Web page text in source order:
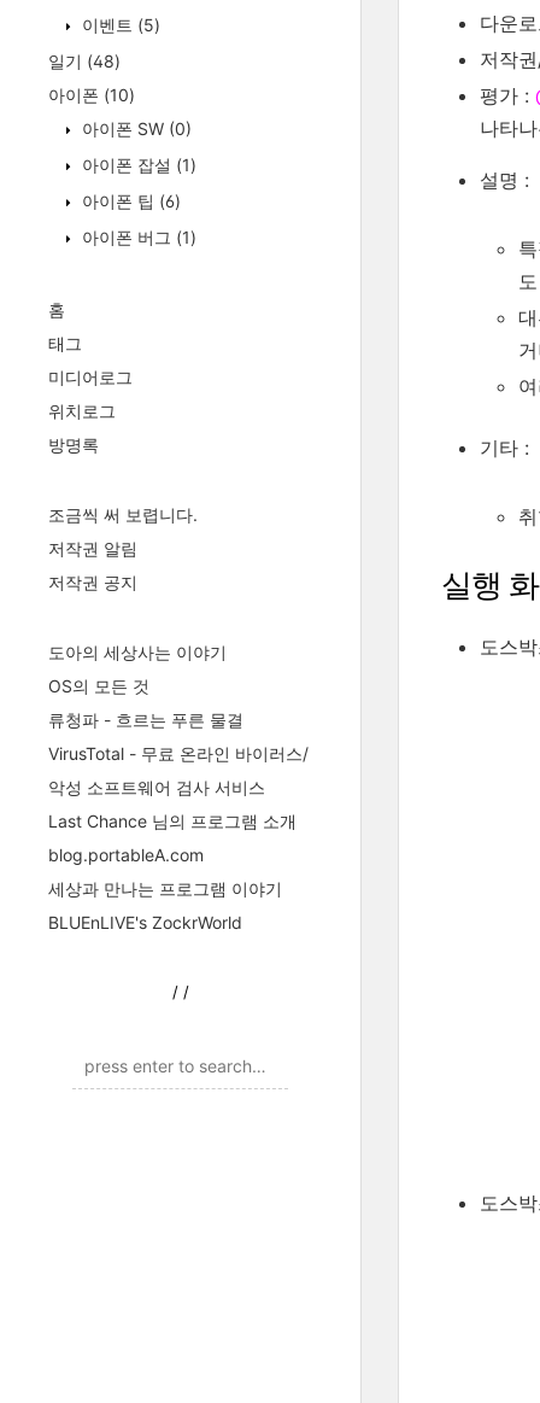
이벤트 (5)
일기 (48)
아이폰 (10)
아이폰 SW (0)
아이폰 잡설 (1)
아이폰 팁 (6)
아이폰 버그 (1)
홈
태그
미디어로그
위치로그
방명록
조금씩 써 보렵니다.
저작권 알림
저작권 공지
도아의 세상사는 이야기
OS의 모든 것
류청파 - 흐르는 푸른 물결
VirusTotal - 무료 온라인 바이러스/
악성 소프트웨어 검사 서비스
Last Chance 님의 프로그램 소개
blog.portableA.com
세상과 만나는 프로그램 이야기
BLUEnLIVE's ZockrWorld
/ /
다운
저작
평가 :
나타
설명 :
기타 :
실행
도스
도스